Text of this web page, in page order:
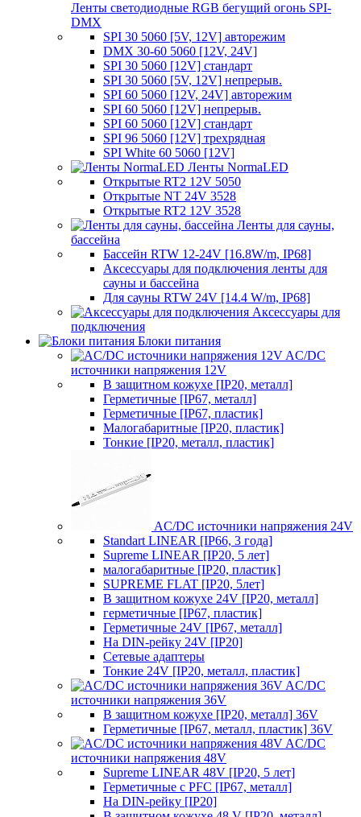
Ленты светодиодные RGB бегущий огонь SPI-
DMX
SPI 30 5060 [5V, 12V] авторежим
DMX 30-60 5060 [12V, 24V]
SPI 30 5060 [12V] стандарт
SPI 30 5060 [5V, 12V] непрерыв.
SPI 60 5060 [12V, 24V] авторежим
SPI 60 5060 [12V] непрерыв.
SPI 60 5060 [12V] стандарт
SPI 96 5060 [12V] трехрядная
SPI White 60 5060 [12V]
Ленты NormaLED
Открытые RT2 12V 5050
Открытые NT 24V 3528
Открытые RT2 12V 3528
Ленты для сауны,
бассейна
Бассейн RTW 12-24V [16.8W/m, IP68]
Аксессуары для подключения ленты для
сауны и бассейна
Для сауны RTW 24V [14.4 W/m, IP68]
Аксессуары для
подключения
Блоки питания
AC/DC
источники напряжения 12V
В защитном кожухе [IP20, металл]
Герметичные [IP67, металл]
Герметичные [IP67, пластик]
Малогабаритные [IP20, пластик]
Тонкие [IP20, металл, пластик]
AC/DC источники напряжения 24V
Standart LINEAR [IP66, 3 года]
Supreme LINEAR [IP20, 5 лет]
малогабаритные [IP20, пластик]
SUPREME FLAT [IP20, 5лет]
В защитном кожухе 24V [IP20, металл]
герметичные [IP67, пластик]
Герметичные 24V [IP67, металл]
На DIN-рейку 24V [IP20]
Сетевые адаптеры
Тонкие 24V [IP20, металл, пластик]
AC/DC
источники напряжения 36V
В защитном кожухе [IP20, металл] 36V
Герметичные [IP67, металл, пластик] 36V
AC/DC
источники напряжения 48V
Supreme LINEAR 48V [IP20, 5 лет]
Герметичные с PFC [IP67, металл]
На DIN-рейку [IP20]